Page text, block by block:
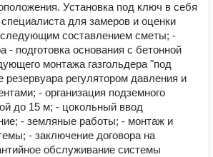
Установка под ключ в себя
для замеров и оценки
составлением сметы; ⁃
⁃ подготовка основания с бетонной
монтажа газгольдера "под
резервуара регулятором давления и
⁃ организация подземного
до 15 м; ⁃ цокольный ввод
⁃ земляные работы; ⁃ монтаж и
⁃ заключение договора на
обслуживание системы